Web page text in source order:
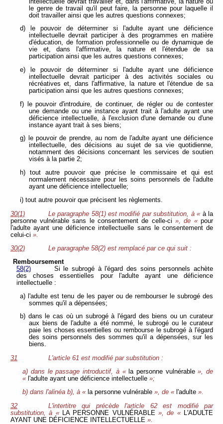
le genre de travail qu'il peut faire, la personne pour laquelle il
doit travailler ainsi que les autres questions connexes;
d) le pouvoir de déterminer si l'adulte ayant une déficience
intellectuelle devrait participer à des programmes en matière
d'éducation, de formation professionnelle ou de dynamique de
vie et, dans l'affirmative, la nature et l'étendue de sa
participation ainsi que les autres questions connexes;
e) le pouvoir de déterminer si l'adulte ayant une déficience
intellectuelle devrait participer à des activités sociales ou
récréatives et, dans l'affirmative, la nature et l'étendue de sa
participation ainsi que les autres questions connexes;
f) le pouvoir d'introduire, de continuer, de régler ou de contester
une demande ou une instance ayant trait à l'adulte ayant une
déficience intellectuelle, à l'exclusion d'une demande ou d'une
instance ayant trait à ses biens;
g) le pouvoir de prendre, au nom de l'adulte ayant une déficience
intellectuelle, des décisions au sujet de sa vie quotidienne,
notamment des décisions concernant les services de soutien
visés à la partie 2;
h) tout autre pouvoir que précise le commissaire et qui est
normalement nécessaire pour les soins personnels de l'adulte
ayant une déficience intellectuelle;
i) tout autre pouvoir que précisent les règlements.
30(1)
Le paragraphe 58(1) est modifié par substitution, à « à la
personne vulnérable sans le consentement de celle-ci », de « pour
l'adulte ayant une déficience intellectuelle sans le consentement de
celui-ci ».
30(2)
Le paragraphe 58(2) est remplacé par ce qui suit :
Remboursement
58(2)
Si le subrogé à l'égard des soins personnels achète
des choses essentielles pour l'adulte ayant une déficience
intellectuelle :
a) l'adulte est tenu de les payer ou de rembourser le subrogé des
sommes qu'il a dépensées;
b) dans le cas où un subrogé à l'égard des biens ou un curateur
aux biens de l'adulte a été nommé, le subrogé ou le curateur
paie les choses essentielles ou rembourse le subrogé à l'égard
des soins personnels des sommes qu'il a dépensées, sur les
biens.
31
L'article 61 est modifié par substitution :
a) dans le passage introductif, à « la personne vulnérable», de
« l'adulte ayant une déficience intellectuelle »;
b) dans l'alinéa b), à « la personne vulnérable », de « l'adulte ».
32
L'intertitre qui précède l'article 62 est modifié par
substitution, à «
LA PERSONNE VULNÉRABLE », de «L'ADULTE
AYANT UNE DÉFICIENCE INTELLECTUELLE ».